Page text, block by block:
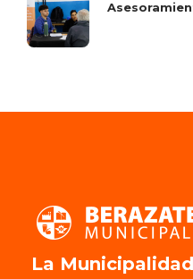
La Municipalidad